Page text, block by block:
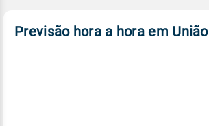
Previsão hora a hora em União